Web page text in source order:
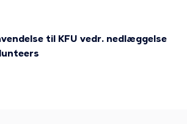
til KFU vedr. nedlæggelse